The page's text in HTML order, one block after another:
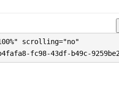
scrolling="no"
fc98-43df-b49c-